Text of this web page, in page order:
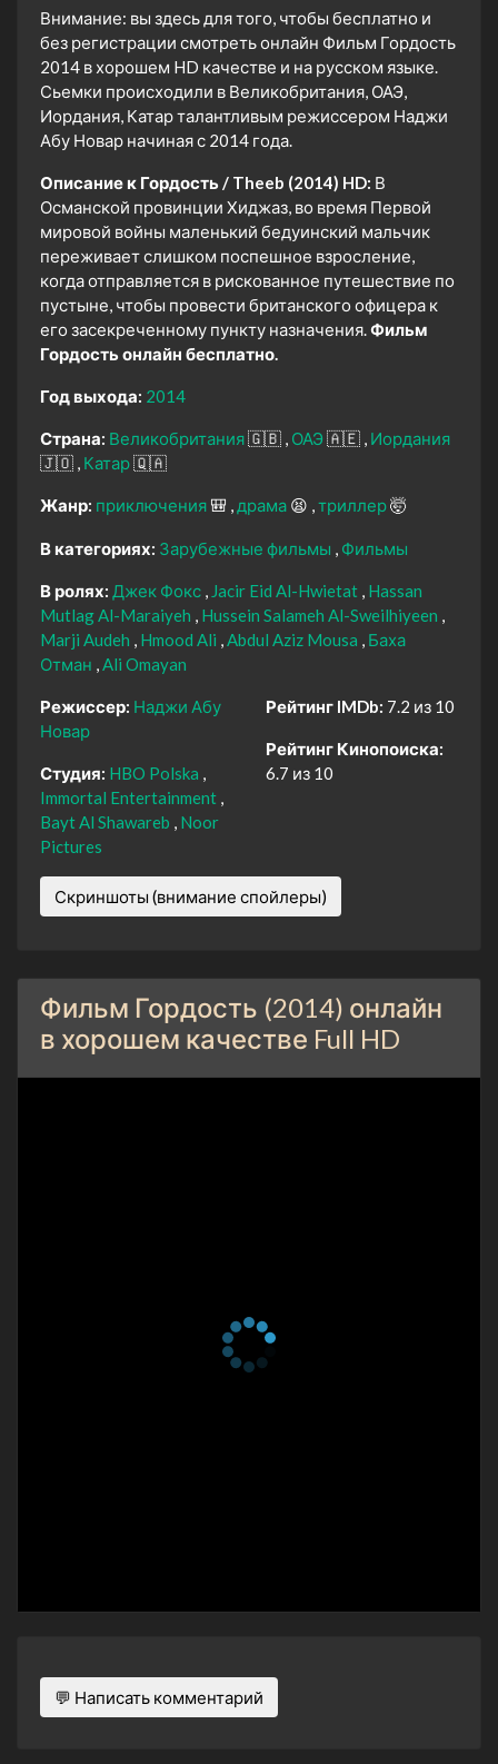
Внимание: вы здесь для того, чтобы бесплатно и
без регистрации смотреть онлайн Фильм Гордость
2014 в хорошем HD качестве и на русском языке.
Сьемки происходили в Великобритания, ОАЭ,
Иордания, Катар талантливым режиссером Наджи
Абу Новар начиная с 2014 года.
Описание к Гордость / Theeb (2014) HD: В
Османской провинции Хиджаз, во время Первой
мировой войны маленький бедуинский мальчик
переживает слишком поспешное взросление,
когда отправляется в рискованное путешествие по
пустыне, чтобы провести британского офицера к
его засекреченному пункту назначения.Фильм
Гордость онлайн бесплатно.
Год выхода: 2014
Страна: Великобритания🇬🇧 ОАЭ 🇦🇪 Иордания
🇯🇴 Катар🇶🇦
Жанр: приключения 🎒 драма 😫 триллер🤯
В категориях: Зарубежные фильмы Фильмы
В ролях: Джек Фокс Jacir Eid Al-Hwietat Hassan
Mutlag Al-Maraiyeh
Hussein Salameh Al-Sweilhiyeen
Marji Audeh
Hmood Ali Abdul Aziz Mousa
Баха
Отман Ali Omayan
Режиссер: Наджи Абу
Новар
Студия: HBO Polska
Immortal Entertainment
Bayt Al Shawareb
Noor
Pictures
Рейтинг IMDb: 7.2 из 10
Рейтинг Кинопоиска:
6.7 из 10
Скриншоты (внимание спойлеры)
Фильм Гордость (2014) онлайн
в хорошем качестве Full HD
💬 Написать комментарий